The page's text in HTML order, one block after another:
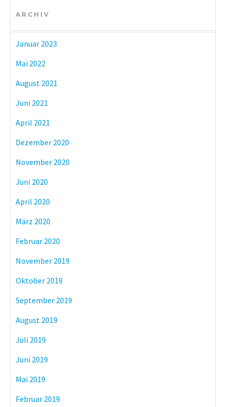
ARCHIV
Januar 2023
Mai 2022
August 2021
Juni 2021
April 2021
Dezember 2020
November 2020
Juni 2020
April 2020
März 2020
Februar 2020
November 2019
Oktober 2019
September 2019
August 2019
Juli 2019
Juni 2019
Mai 2019
Februar 2019